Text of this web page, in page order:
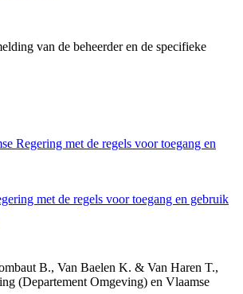
van de beheerder en de specifieke
Regering met de regels voor toegang en
met de regels voor toegang en gebruik
B., Van Baelen K. & Van Haren T.,
(Departement Omgeving) en Vlaamse